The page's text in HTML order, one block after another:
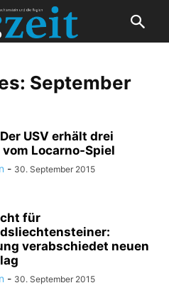
September
USV erhält drei
vom Locarno-Spiel
- 30. September 2015
für
verabschiedet neuen
- 30. September 2015